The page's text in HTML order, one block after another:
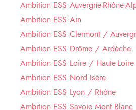
Ambition ESS Auvergne-Rhône-
Ambition ESS Ain
Ambition ESS Clermont /
Ambition ESS Drôme / Ardèche
Ambition ESS Loire / Haute-Loire
Ambition ESS Nord Isère
Ambition ESS Lyon / Rhône
Ambition ESS Savoie Mont Blanc